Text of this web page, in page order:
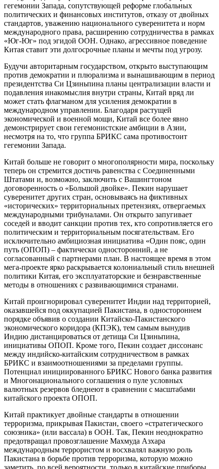
гегемонии Запада, сопутствующей реформе глобальных
политических и финансовых институтов, отказу от двойных
стандартов, уважению национального суверенитета и норм
международного права, расширению сотрудничества в рамках
«Юг-Юг» под эгидой ООН. Однако, агрессивное поведение
Китая ставит эти долгосрочные планы и мечты под угрозу.
Будучи авторитарным государством, открыто выступающим
против демократии и плюрализма и вынашивающим в период
президентства Си Цзиньпина планы централизации власти и
подавления инакомыслия внутри страны, Китай вряд ли
может стать флагманом для усиления демократии в
международном управлении. Благодаря растущей
экономической и военной мощи, Китай все более явно
демонстрирует свои гегемонистские амбиции в Азии,
несмотря на то, что группа БРИКС сама противостоит
гегемонии Запада.
Китай больше не говорит о многополярности мира, поскольку
теперь он стремится достичь равенства с Соединенными
Штатами и, возможно, заключить с Вашингтоном
договоренность о «Большой двойке». Пекин нарушает
суверенитет других стран, основываясь на фиктивных
«исторических» территориальных претензиях, отвергаемых
международными трибуналами. Он открыто запугивает
соседей и вводит санкции против тех, кто сопротивляется его
политическим и территориальным посягательствам. Его
исключительно амбициозная инициатива «Один пояс, один
путь (ОПОП) – фактически односторонний, а не
согласованный с партнерами план. В настоящее время в этом
мега-проекте ярко раскрывается колониальный стиль внешней
политики Китая, его эксплуататорские и безнравственные
методы в отношениях с развивающимися странами.
Китай проигнорировал суверенитет Индии над территорией,
оказавшейся под оккупацией Пакистана, в одностороннем
порядке объявив о создании Китайско-Пакистанского
экономического коридора (КПЭК), тем самым вынудив
Индию дистанцироваться от детища Си Цзиньпина,
инициативы ОПОП. Кроме того, Пекин создает диссонанс
между индийско-китайским сотрудничеством в рамках
БРИКС и взаимоотношениями за пределами группы.
Потенциал инициированного БРИКС Нового банка развития
и Многонационального соглашения о пуле условных
валютных резервов бледнеют в сравнении с масштабами
китайского проекта ОПОП.
Китай практикует двойные стандарты в отношении
терроризма, прикрывая Пакистан, своего «стратегического
союзника» (или вассала) в ООН. Так, Пекин неоднократно
предотвращал провозглашение Махмуда Азхара
международным террористом и восхвалял важную роль
Пакистана в борьбе против терроризма, которую можно
заметить, по всей вероятности, только в китайские приборы